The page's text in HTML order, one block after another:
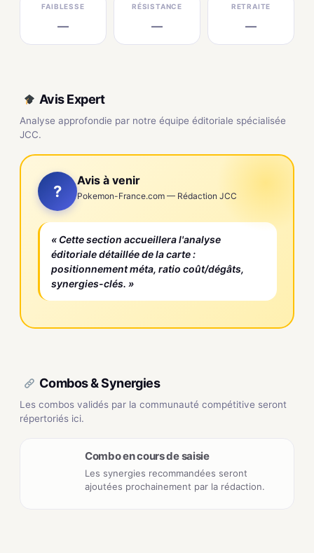
FAIBLESSE
—
RÉSISTANCE
—
RETRAITE
—
Avis Expert
Analyse approfondie par notre équipe éditoriale spécialisée
JCC.
?
Avis à venir
Pokemon-France.com — Rédaction JCC
« Cette section accueillera l'analyse
éditoriale détaillée de la carte :
positionnement méta, ratio coût/dégâts,
synergies-clés. »
Combos & Synergies
Les combos validés par la communauté compétitive seront
répertoriés ici.
Combo en cours de saisie
Les synergies recommandées seront
ajoutées prochainement par la rédaction.